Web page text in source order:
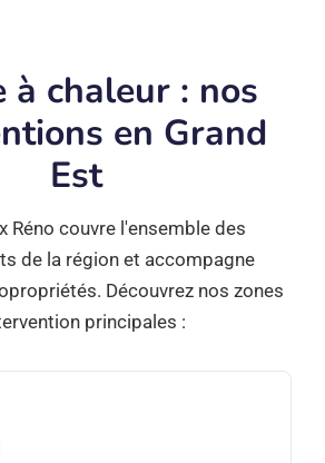
à chaleur : nos
en Grand
Est
Réno couvre l'ensemble des
de la région et accompagne
Découvrez nos zones
principales :